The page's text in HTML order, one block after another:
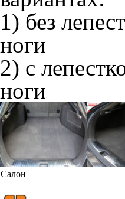
1) без
ноги
2) с
ноги
Салон